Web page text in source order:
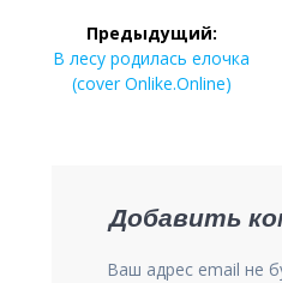
по
записям
Предыдущий:
Предыдущая
запись:
В лесу родилась елочка
(cover Onlike.Online)
Добавить
Ваш адрес email не